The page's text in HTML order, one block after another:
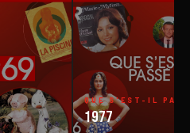
QUE S'EST-IL
1977